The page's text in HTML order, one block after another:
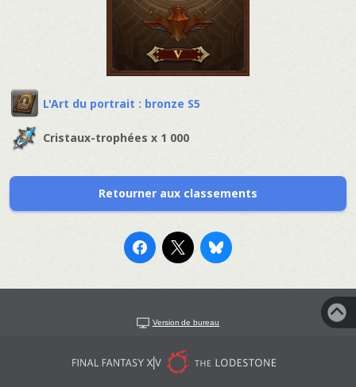
L'Art du portrait : bronze S5
Cristaux-trophées x 1 000
Retourner aux classements
Version de bureau